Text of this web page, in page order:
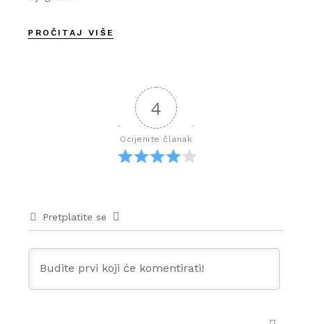
PROČITAJ VIŠE
4
Ocijenite članak
Pretplatite se